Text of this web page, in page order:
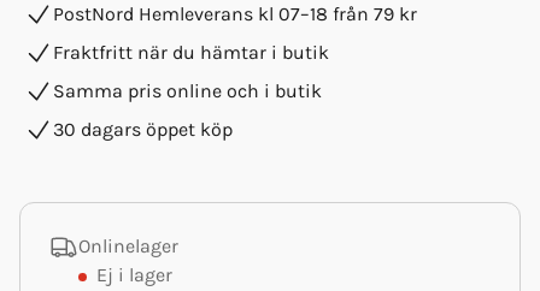
PostNord Hemleverans kl 07–18 från 79 kr
Fraktfritt när du hämtar i butik
Samma pris online och i butik
30 dagars öppet köp
Onlinelager
Ej i lager